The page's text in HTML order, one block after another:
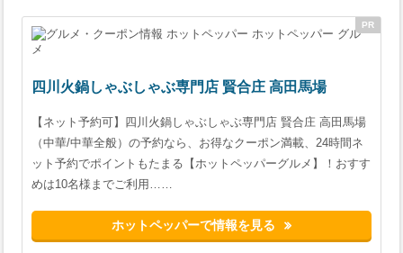
四川火鍋しゃぶしゃぶ専門店 賢合庄 高田馬場
【ネット予約可】四川火鍋しゃぶしゃぶ専門店 賢合庄 高田馬場
（中華/中華全般）の予約なら、お得なクーポン満載、24時間ネ
ット予約でポイントもたまる【ホットペッパーグルメ】！おすす
めは10名様までご利用……
ホットペッパーで情報を見る